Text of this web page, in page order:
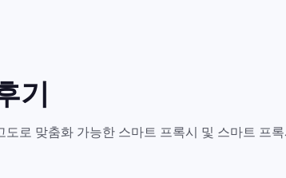
기
로 맞춤화 가능한 스마트 프록시 및 스마트 프